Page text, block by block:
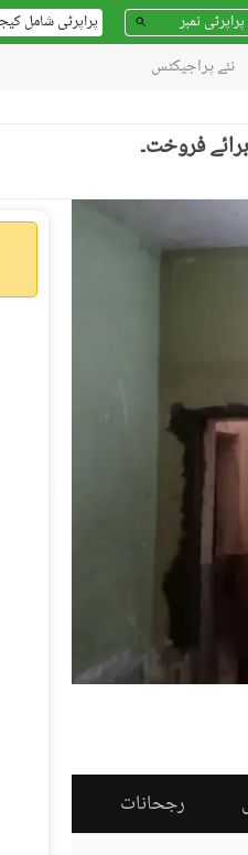
پراپرٹی شامل
نئے پراجیکٹس
رجحانات